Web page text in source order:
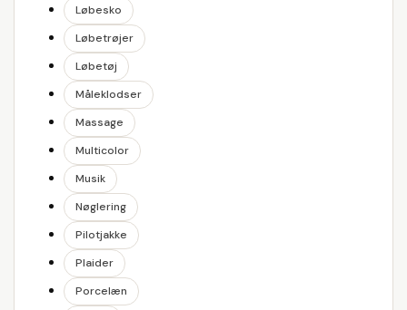
Løbesko
Løbetrøjer
Løbetøj
Måleklodser
Massage
Multicolor
Musik
Nøglering
Pilotjakke
Plaider
Porcelæn